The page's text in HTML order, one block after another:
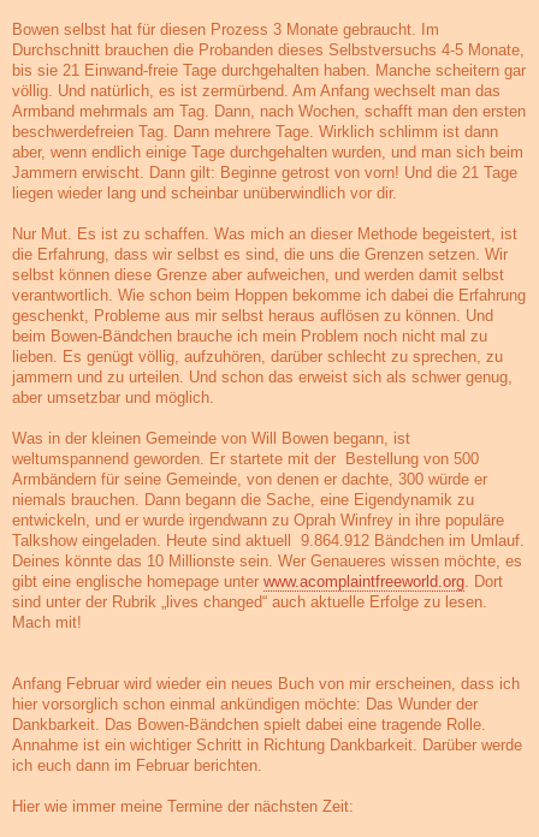
Bowen selbst hat für diesen Prozess 3 Monate gebraucht. Im
Durchschnitt brauchen die Probanden dieses Selbstversuchs 4-5 Monate,
bis sie 21 Einwand-freie Tage durchgehalten haben. Manche scheitern gar
völlig. Und natürlich, es ist zermürbend. Am Anfang wechselt man das
Armband mehrmals am Tag. Dann, nach Wochen, schafft man den ersten
beschwerdefreien Tag. Dann mehrere Tage. Wirklich schlimm ist dann
aber, wenn endlich einige Tage durchgehalten wurden, und man sich beim
Jammern erwischt. Dann gilt: Beginne getrost von vorn! Und die 21 Tage
liegen wieder lang und scheinbar unüberwindlich vor dir.
Nur Mut. Es ist zu schaffen. Was mich an dieser Methode begeistert, ist
die Erfahrung, dass wir selbst es sind, die uns die Grenzen setzen. Wir
selbst können diese Grenze aber aufweichen, und werden damit selbst
verantwortlich. Wie schon beim Hoppen bekomme ich dabei die Erfahrung
geschenkt, Probleme aus mir selbst heraus auflösen zu können. Und
beim Bowen-Bändchen brauche ich mein Problem noch nicht mal zu
lieben. Es genügt völlig, aufzuhören, darüber schlecht zu sprechen, zu
jammern und zu urteilen. Und schon das erweist sich als schwer genug,
aber umsetzbar und möglich.
Was in der kleinen Gemeinde von Will Bowen begann, ist
weltumspannend geworden. Er startete mit der Bestellung von 500
Armbändern für seine Gemeinde, von denen er dachte, 300 würde er
niemals brauchen. Dann begann die Sache, eine Eigendynamik zu
entwickeln, und er wurde irgendwann zu Oprah Winfrey in ihre populäre
Talkshow eingeladen. Heute sind aktuell 9.864.912 Bändchen im Umlauf.
Deines könnte das 10 Millionste sein. Wer Genaueres wissen möchte, es
gibt eine englische homepage unter www.acomplaintfreeworld.org. Dort
sind unter der Rubrik „lives changed“ auch aktuelle Erfolge zu lesen.
Mach mit!
Anfang Februar wird wieder ein neues Buch von mir erscheinen, dass ich
hier vorsorglich schon einmal ankündigen möchte: Das Wunder der
Dankbarkeit. Das Bowen-Bändchen spielt dabei eine tragende Rolle.
Annahme ist ein wichtiger Schritt in Richtung Dankbarkeit. Darüber werde
ich euch dann im Februar berichten.
Hier wie immer meine Termine der nächsten Zeit: